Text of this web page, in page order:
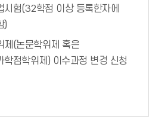
시험(32학점 이상 등록한자에
)
제(논문학위제 혹은
학점학위제) 이수과정 변경 신청